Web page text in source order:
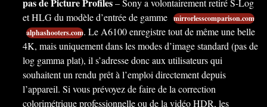
pas de Picture Profiles– Sony a volontairement retiré S-Log
et HLG du modèle d’entrée de gamme mirrorlesscomparison.com
alphashooters.com. Le A6100 enregistre tout de même une belle
4K, mais uniquement dans les modes d’image standard (pas de
log gamma plat), il s’adresse donc aux utilisateurs qui
souhaitent un rendu prêt à l’emploi directement depuis
l’appareil. Si vous prévoyez de faire de la correction
colorimétrique professionnelle ou de la vidéo HDR, les